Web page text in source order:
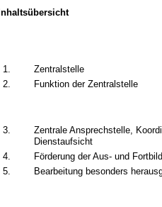
Inhaltsübersicht
1.
Zentralstelle
2.
Funktion der Zentralstelle
3.
Zentrale Ansprechstelle,
Dienstaufsicht
4.
Förderung der Aus- und
5.
Bearbeitung besonders